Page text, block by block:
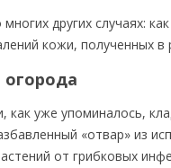
других случаях:
кожи, полученных в
как уже упоминалось,
«отвар» из
от грибковых